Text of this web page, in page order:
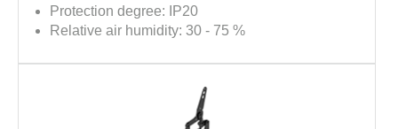
Protection degree: IP20
Relative air humidity: 30 - 75 %